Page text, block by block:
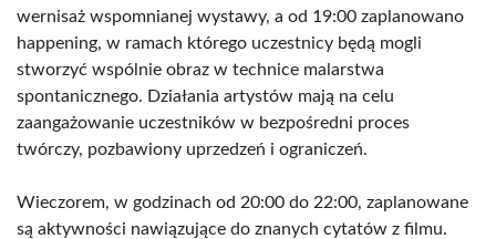
wernisaż wspomnianej wystawy, a od 19:00 zaplanowano
happening, w ramach którego uczestnicy będą mogli
stworzyć wspólnie obraz w technice malarstwa
spontanicznego. Działania artystów mają na celu
zaangażowanie uczestników w bezpośredni proces
twórczy, pozbawiony uprzedzeń i ograniczeń.
Wieczorem, w godzinach od 20:00 do 22:00, zaplanowane
są aktywności nawiązujące do znanych cytatów z filmu.